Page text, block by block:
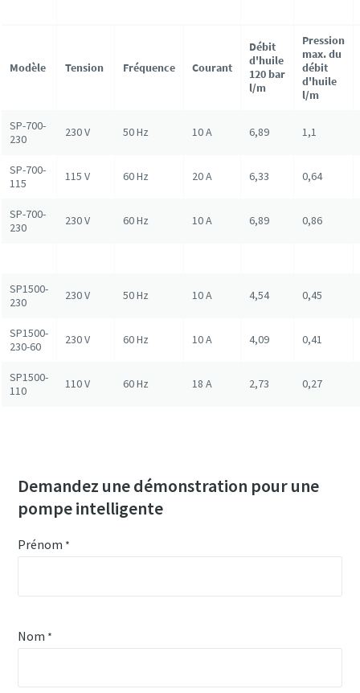
Modèle Tension Fréquence Courant
Débit
d'huile
120 bar
l/m
Pression
max. du
débit
d'huile
l/m
SP-700-
230
230 V 50 Hz 10 A 6,89 1,1
SP-700-
115
115 V 60 Hz 20 A 6,33 0,64
SP-700-
230
230 V 60 Hz 10 A 6,89 0,86
SP1500-
230
230 V 50 Hz 10 A 4,54 0,45
SP1500-
230-60
230 V 60 Hz 10 A 4,09 0,41
SP1500-
110
110 V 60 Hz 18 A 2,73 0,27
Demandez une démonstration pour une
pompe intelligente
Prénom *
Nom *